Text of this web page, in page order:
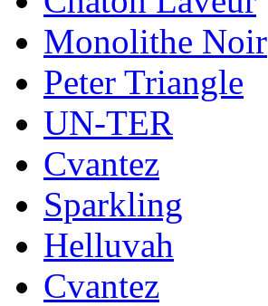
Monolithe Noir
Peter Triangle
UN-TER
Cvantez
Sparkling
Helluvah
Cvantez